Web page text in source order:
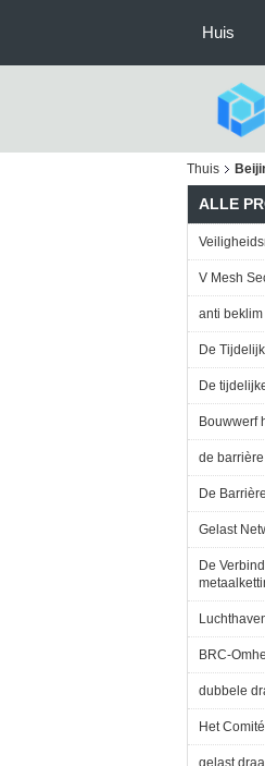
Huis
Thuis
ALLE
V Mesh
anti
De
De
Bouwwerf
de
De
Gelast
De
BRC-
dubbele
Het
gelast